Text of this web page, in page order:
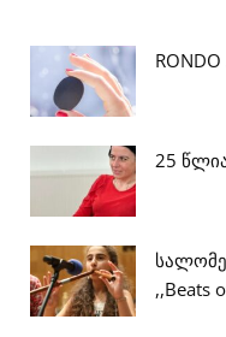
25
,,Beats